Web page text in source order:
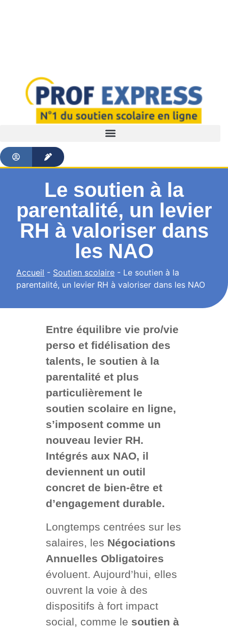
Le soutien à la
parentalité, un levier
RH à valoriser dans
les NAO
Accueil - Soutien scolaire - Le soutien à la
parentalité, un levier RH à valoriser dans les NAO
Entre équilibre vie pro/vie
perso et fidélisation des
talents, le soutien à la
parentalité et plus
particulièrement le
soutien scolaire en ligne,
s’imposent comme un
nouveau levier RH.
Intégrés aux NAO, il
deviennent un outil
concret de bien-être et
d’engagement durable.
Longtemps centrées sur les
salaires, les Négociations
Annuelles Obligatoires
évoluent. Aujourd’hui, elles
ouvrent la voie à des
dispositifs à fort impact
social, comme le soutien à